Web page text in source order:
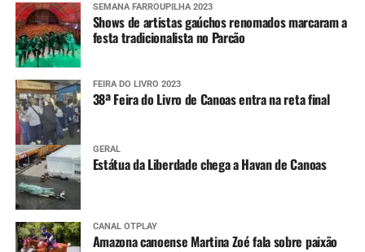
SEMANA FARROUPILHA 2023
Shows de artistas gaúchos renomados marcaram a
festa tradicionalista no Parcão
FEIRA DO LIVRO 2023
38ª Feira do Livro de Canoas entra na reta final
GERAL
Estátua da Liberdade chega a Havan de Canoas
CANAL OTPLAY
Amazona canoense Martina Zoé fala sobre paixão